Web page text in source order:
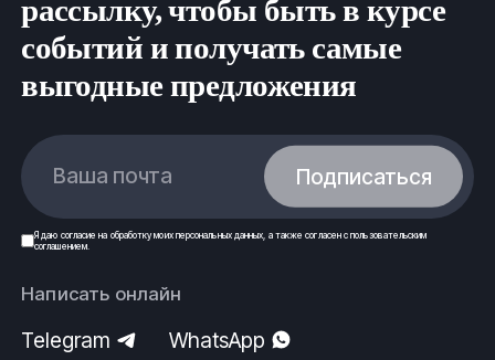
рассылку, чтобы быть в курсе
событий и получать самые
выгодные предложения
Ваша почта Подписаться
Я даю согласие на обработку моих персональных данных , а также согласен спользовательским
соглашением.
Написать онлайн
Telegram
WhatsApp